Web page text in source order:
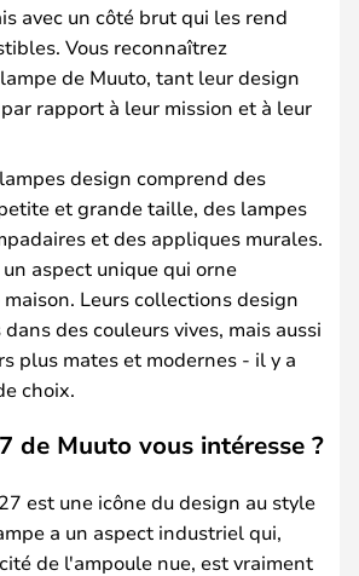
avec un côté brut qui les rend
Vous reconnaîtrez
de Muuto, tant leur design
rapport à leur mission et à leur
design comprend des
et grande taille, des lampes
et des appliques murales.
aspect unique qui orne
Leurs collections design
des couleurs vives, mais aussi
plus mates et modernes - il y a
choix.
de Muuto vous intéresse ?
est une icône du design au style
a un aspect industriel qui,
de l'ampoule nue, est vraiment